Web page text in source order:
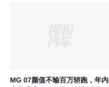
MG 07颜值不输百万轿跑，年内